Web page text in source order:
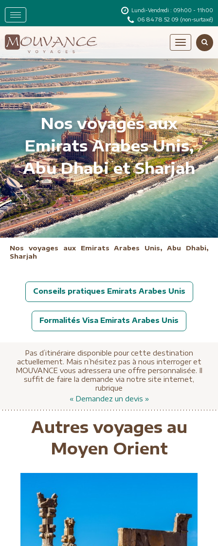
Lundi-Vendredi : 09h00 - 11h00
06 84 78 52 09 (non-surtaxé)
Nos voyages aux
Emirats Arabes Unis,
Abu Dhabi et Sharjah
Nos voyages aux Emirats Arabes Unis, Abu Dhabi,
Sharjah
Conseils pratiques Emirats Arabes Unis
Formalités Visa Emirats Arabes Unis
Pas d’itinéraire disponible pour cette destination
actuellement. Mais n’hésitez pas à nous interroger et
MOUVANCE vous adressera une offre personnalisée. Il
suffit de faire la demande via notre site internet,
rubrique
« Demandez un devis »
Autres voyages au
Moyen Orient